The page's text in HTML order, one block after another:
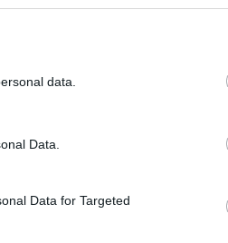
data.
Data.
Data for Targeted
invadente»
non finire qui. Il
Dino Gasperini
una notte a casa
della movida
di
storico della
weekend»,
del Comitato
Pollarola, a due
insieme le ore